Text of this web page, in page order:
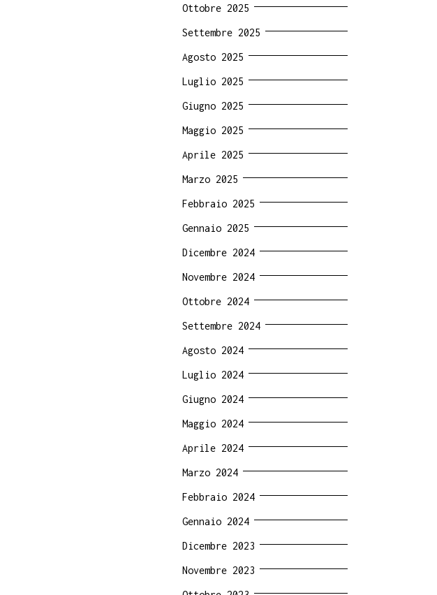
Ottobre 2025
Settembre 2025
Agosto 2025
Luglio 2025
Giugno 2025
Maggio 2025
Aprile 2025
Marzo 2025
Febbraio 2025
Gennaio 2025
Dicembre 2024
Novembre 2024
Ottobre 2024
Settembre 2024
Agosto 2024
Luglio 2024
Giugno 2024
Maggio 2024
Aprile 2024
Marzo 2024
Febbraio 2024
Gennaio 2024
Dicembre 2023
Novembre 2023